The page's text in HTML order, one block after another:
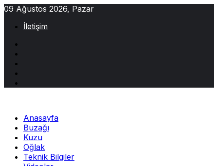
Skip
content
09 Ağustos 2026, Pazar
İletişim
Anasayfa
Buzağı
Kuzu
Oğlak
Teknik Bilgiler